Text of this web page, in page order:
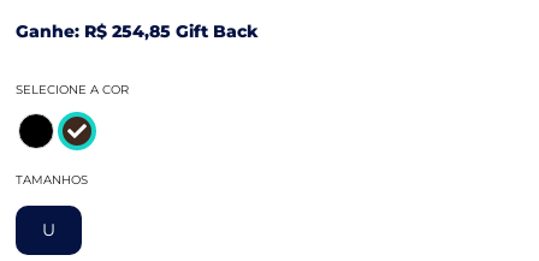
Ganhe: R$ 254,85 Gift Back
SELECIONE A COR
TAMANHOS
U